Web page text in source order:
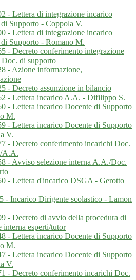
- Lettera di integrazione incarico
Supporto - Coppola V.
- Lettera di integrazione incarico
Supporto - Romano M.
- Decreto conferimento integrazione
di supporto
- Azione informazione,
- Decreto assunzione in bilancio
- Lettera incarico A.A. - Difilippo S.
- Lettera incarico Docente di Supporto
M.
- Lettera incarico Docente di Supporto
V.
- Decreto conferimento incarichi Doc.
A.A.
- Avviso selezione interna A.A./Doc.
- Lettera d'incarico DSGA - Gerotto
- Incarico Dirigente scolastico - Lamon
- Decreto di avvio della procedura di
interna esperti/tutor
- Lettera incarico Docente di Supporto
M.
- Lettera incarico Docente di Supporto
V.
- Decreto conferimento incarichi Doc.